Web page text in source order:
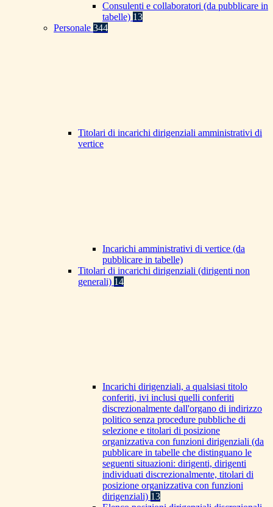
Consulenti e collaboratori (da pubblicare in
tabelle) 13
Personale 344
Titolari di incarichi dirigenziali amministrativi di
vertice
Incarichi amministrativi di vertice (da
pubblicare in tabelle)
Titolari di incarichi dirigenziali (dirigenti non
generali) 14
Incarichi dirigenziali, a qualsiasi titolo
conferiti, ivi inclusi quelli conferiti
discrezionalmente dall'organo di indirizzo
politico senza procedure pubbliche di
selezione e titolari di posizione
organizzativa con funzioni dirigenziali (da
pubblicare in tabelle che distinguano le
seguenti situazioni: dirigenti, dirigenti
individuati discrezionalmente, titolari di
posizione organizzativa con funzioni
dirigenziali) 13